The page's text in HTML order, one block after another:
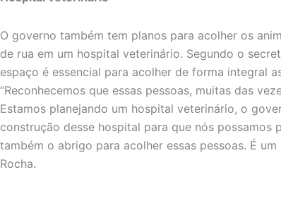
O governo também tem planos para acolher os
de rua em um hospital veterinário. Segundo o
espaço é essencial para acolher de forma integral
“Reconhecemos que essas pessoas, muitas das
Estamos planejando um hospital veterinário, o
construção desse hospital para que nós possamos
também o abrigo para acolher essas pessoas. É
Rocha.